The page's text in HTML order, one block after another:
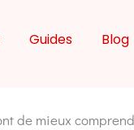
Guides Blog
de mieux